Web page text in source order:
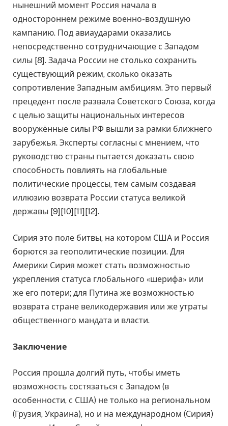
нынешний момент Россия начала в
одностороннем режиме военно-воздушную
кампанию. Под авиаударами оказались
непосредственно сотрудничающие с Западом
силы [8]. Задача России не столько сохранить
существующий режим, сколько оказать
сопротивление Западным амбициям. Это первый
прецедент после развала Советского Союза, когда
с целью защиты национальных интересов
вооружённые силы РФ вышли за рамки ближнего
зарубежья. Эксперты согласны с мнением, что
руководство страны пытается доказать свою
способность повлиять на глобальные
политические процессы, тем самым создавая
иллюзию возврата России статуса великой
державы [9][10][11][12].
Сирия это поле битвы, на котором США и Россия
борются за геополитические позиции. Для
Америки Сирия может стать возможностью
укрепления статуса глобального «шерифа» или
же его потери; для Путина же возможностью
возврата стране великодержавия или же утраты
общественного мандата и власти.
Заключение
Россия прошла долгий путь, чтобы иметь
возможность состязаться с Западом (в
особенности, с США) не только на региональном
(Грузия, Украина), но и на международном (Сирия)